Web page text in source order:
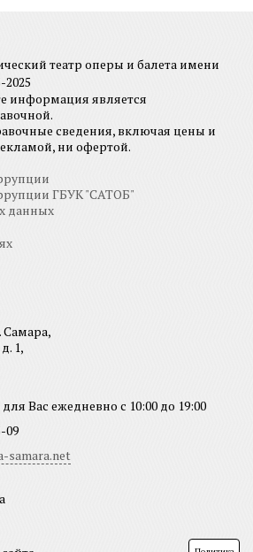
театр оперы и балета имени
информация является
сведения, включая цены и
ни офертой.
ГБУК "САТОБ"
данных
Самара,
1,
для Вас ежедневно с 10:00 до 19:00
09
samara.net